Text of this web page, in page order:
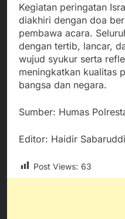
Kegiatan peringatan
diakhiri dengan doa
pembawa acara.
dengan tertib, lancar,
wujud syukur serta
meningkatkan kualitas
bangsa dan negara.
Sumber: Humas
Editor: Haidir
Post Views: 63